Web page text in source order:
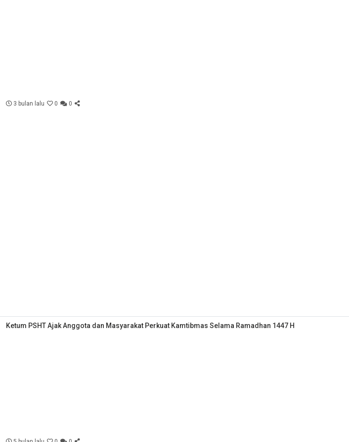
3 bulan lalu 0 0
Ketum PSHT Ajak Anggota dan Masyarakat Perkuat Kamtibmas Selama Ramadhan 1447 H